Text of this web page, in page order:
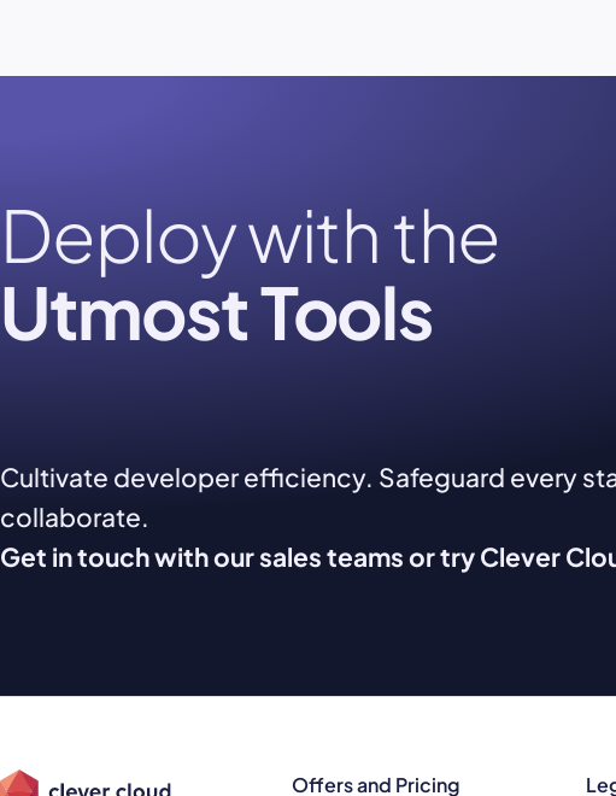
Deploy with the
Utmost Tools
Cultivate developer efficiency. Safeguard every
collaborate.
Get in touch with our sales teams or try Clever
Offers and Pricing